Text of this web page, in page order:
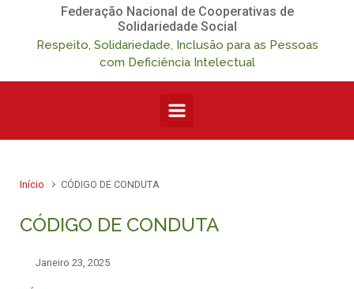
Federação Nacional de Cooperativas de
Solidariedade Social
Respeito, Solidariedade, Inclusão para as Pessoas
com Deficiência Intelectual
Início CÓDIGO DE CONDUTA
CÓDIGO DE CONDUTA
Janeiro 23, 2025